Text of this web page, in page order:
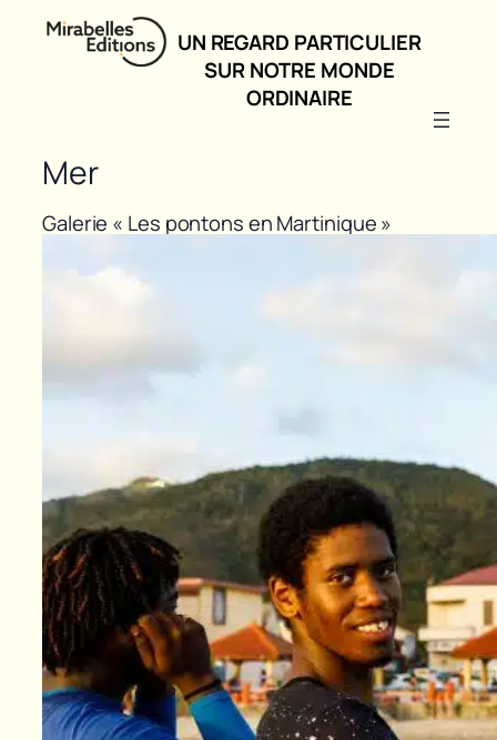
UN REGARD PARTICULIER
SUR NOTRE MONDE
ORDINAIRE
Mer
Galerie « Les pontons en Martinique »